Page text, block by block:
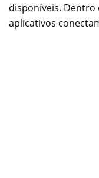
disponíveis. Dentro
aplicativos